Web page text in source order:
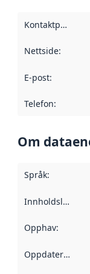
Kontaktpunkt
Nettside:
E-post:
Telefon:
Om
Språk:
Innholdsleverandører
Opphav:
Oppdateringsfrekvens